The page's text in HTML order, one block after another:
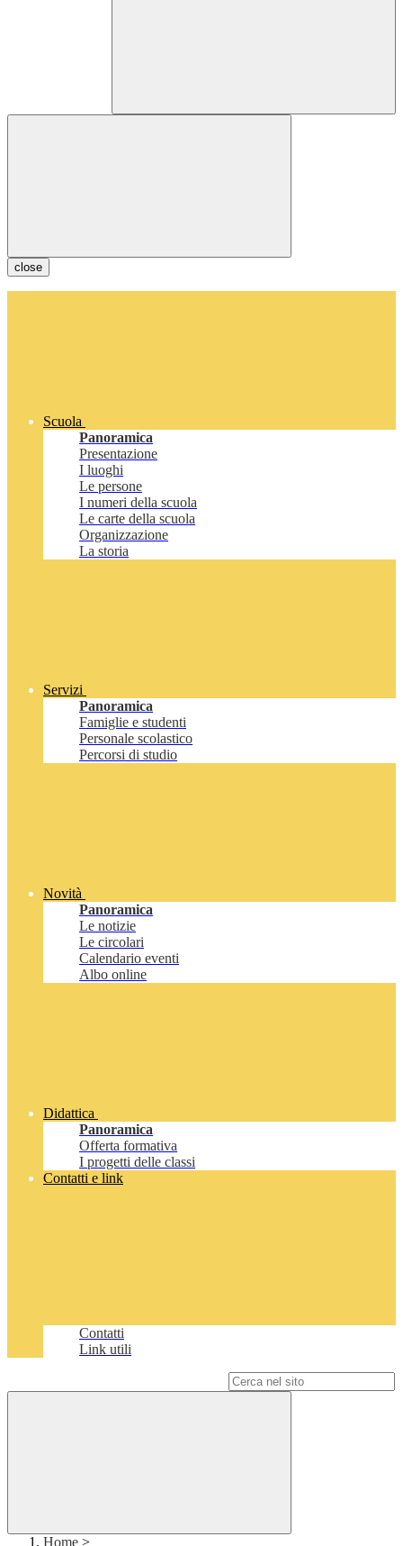
close
Scuola
Panoramica
Presentazione
I luoghi
Le persone
I numeri della scuola
Le carte della scuola
Organizzazione
La storia
Servizi
Panoramica
Famiglie e studenti
Personale scolastico
Percorsi di studio
Novità
Panoramica
Le notizie
Le circolari
Calendario eventi
Albo online
Didattica
Panoramica
Offerta formativa
I progetti delle classi
Contatti e link
Contatti
Link utili
Home >